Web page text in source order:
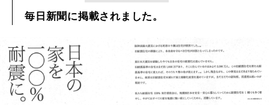
毎日新聞に掲載されました。